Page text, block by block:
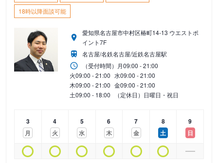
18時以降面談可能
愛知県名古屋市中村区椿町14-13 ウエストポ
イント7F
名古屋/名鉄名古屋/近鉄名古屋駅
（受付時間） 月09:00 - 21:00
火09:00 - 21:00 水09:00 - 21:00
木09:00 - 21:00 金09:00 - 21:00
土09:00 - 18:00 （定休日）日曜日・祝日
3
月
4
火
5
水
6
木
7
金
8
土
9
日